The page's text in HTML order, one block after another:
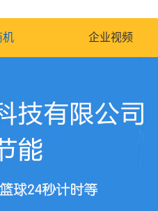
机 企业视频